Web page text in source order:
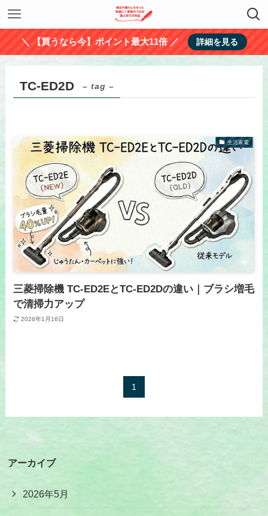
＼ 【買うなら今】ポイント最大11倍 ／ 詳細を見る
TC-ED2D – tag –
生活家電
三菱掃除機 TC-ED2EとTC-ED2Dの違い｜ブラシ増毛
で清掃力アップ
2026年1月16日
1
アーカイブ
2026年5月